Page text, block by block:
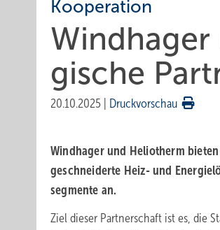
Kooperation
gische
20.10.2025 Druckvorschau
Windhager und Helio­therm
ge­schneiderte Heiz- und
seg­mente an.
Ziel dieser Partnerschaft ist es, die